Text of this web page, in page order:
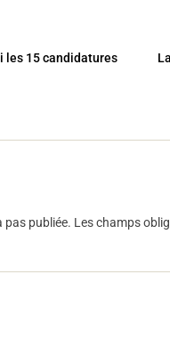
les 15 candidatures
pas publiée. Les champs